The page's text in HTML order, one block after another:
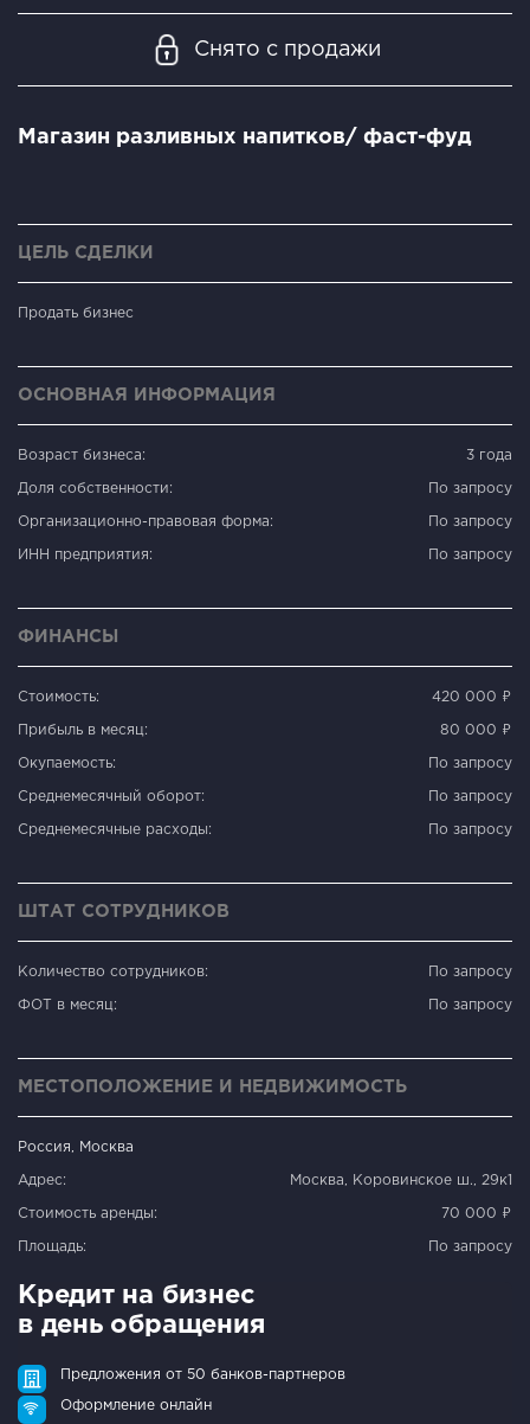
Снято с продажи
Магазин разливных напитков/ фаст-фуд
ЦЕЛЬ СДЕЛКИ
Продать бизнес
ОСНОВНАЯ ИНФОРМАЦИЯ
Возраст бизнеса: 3 года
Доля собственности: По запросу
Организационно-правовая форма: По запросу
ИНН предприятия: По запросу
ФИНАНСЫ
Стоимость: 420 000 ₽
Прибыль в месяц: 80 000 ₽
Окупаемость: По запросу
Среднемесячный оборот: По запросу
Среднемесячные расходы: По запросу
ШТАТ СОТРУДНИКОВ
Количество сотрудников: По запросу
ФОТ в месяц: По запросу
МЕСТОПОЛОЖЕНИЕ И НЕДВИЖИМОСТЬ
Россия, Москва
Адрес: Москва, Коровинское ш., 29к1
Стоимость аренды: 70 000 ₽
Площадь: По запросу
Кредит на бизнес
в день обращения
Предложения от 50 банков-партнеров
Оформление онлайн